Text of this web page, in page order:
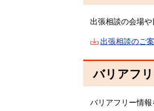
出張相談の会場や
出張相談のご
バリアフ
バリアフリー情報